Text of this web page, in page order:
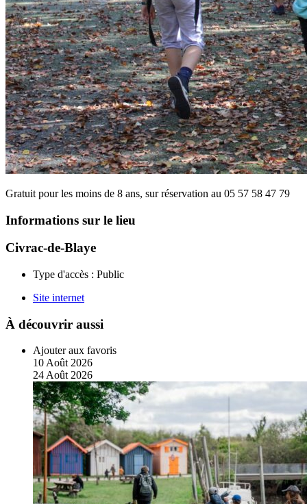
Gratuit pour les moins de 8 ans, sur réservation au 05 57 58 47 79
Informations sur le lieu
Civrac-de-Blaye
Type d'accès : Public
Site internet
À découvrir aussi
Ajouter aux favoris
10Août 2026
24Août 2026